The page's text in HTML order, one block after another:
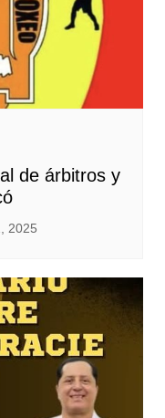
de árbitros y
2025